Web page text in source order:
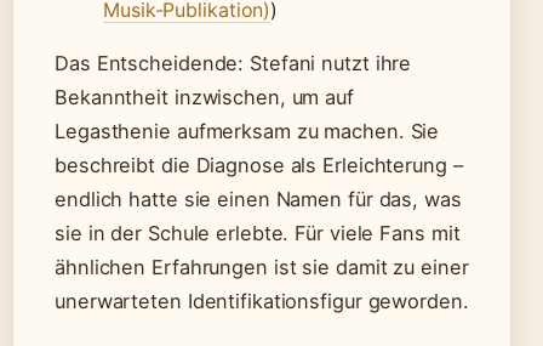
Musik-Publikation))
Das Entscheidende: Stefani nutzt ihre
Bekanntheit inzwischen, um auf
Legasthenie aufmerksam zu machen. Sie
beschreibt die Diagnose als Erleichterung –
endlich hatte sie einen Namen für das, was
sie in der Schule erlebte. Für viele Fans mit
ähnlichen Erfahrungen ist sie damit zu einer
unerwarteten Identifikationsfigur geworden.